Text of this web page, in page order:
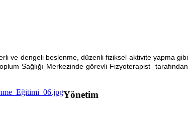
ve dengeli beslenme, düzenli fiziksel aktivite yapma gibi
Sağlığı Merkezinde görevli Fizyoterapist tarafından
Yönetim